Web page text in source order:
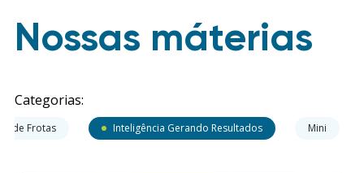
Nossas máterias
Categorias:
de Frotas Inteligência Gerando Resultados Mini